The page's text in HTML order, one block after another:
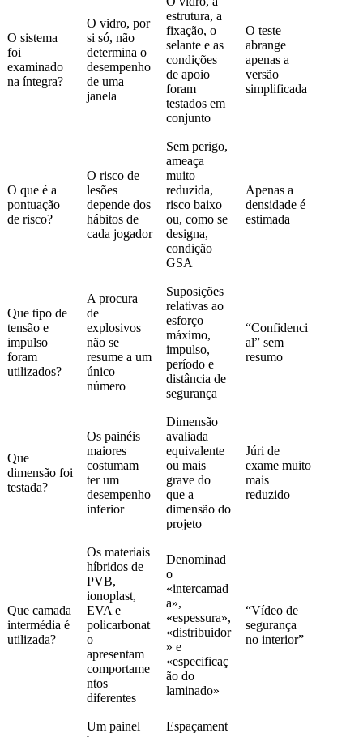
O sistema
foi
examinado
na íntegra?
O vidro, por
si só, não
determina o
desempenho
de uma
janela
estrutura, a
fixação, o
selante e as
condições
de apoio
foram
testados em
conjunto
O teste
abrange
apenas a
versão
simplificada
O que é a
pontuação
de risco?
O risco de
lesões
depende dos
hábitos de
cada jogador
Sem perigo,
ameaça
muito
reduzida,
risco baixo
ou, como se
designa,
condição
GSA
Apenas a
densidade é
estimada
Que tipo de
tensão e
impulso
foram
utilizados?
A procura
de
explosivos
não se
resume a um
único
número
Suposições
relativas ao
esforço
máximo,
impulso,
período e
distância de
segurança
“Confidenci
al” sem
resumo
Que
dimensão foi
testada?
Os painéis
maiores
costumam
ter um
desempenho
inferior
Dimensão
avaliada
equivalente
ou mais
grave do
que a
dimensão do
projeto
Júri de
exame muito
mais
reduzido
Que camada
intermédia é
utilizada?
Os materiais
híbridos de
PVB,
ionoplast,
EVA e
policarbonat
o
apresentam
comportame
ntos
diferentes
Denominad
o
«intercamad
a»,
«espessura»,
«distribuidor
» e
«especificaç
ão do
laminado»
“Vídeo de
segurança
no interior”
Um painel
Espaçament